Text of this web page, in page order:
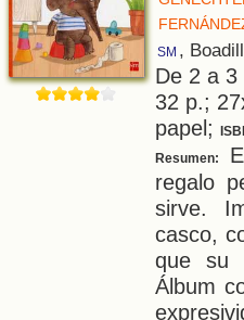
SM ,
De 2 a
32 p.;
papel;
Resumen:
regalo
sirve.
casco,
que su
Álbum